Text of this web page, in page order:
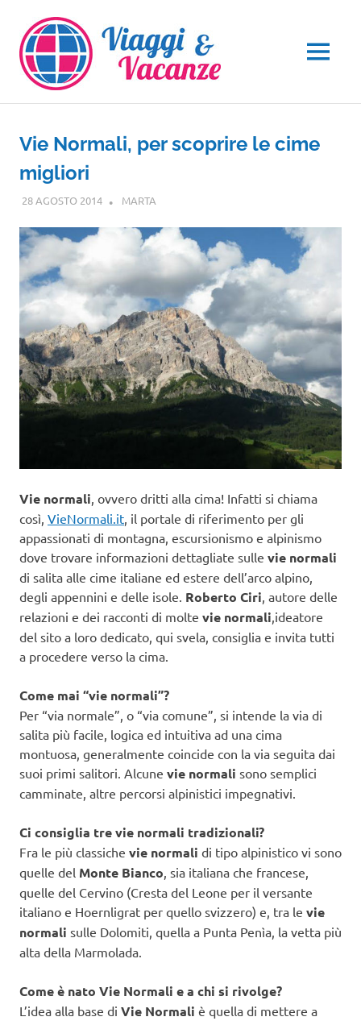
contenuto
MENU
Vie Normali, per scoprire le cime
migliori
28 AGOSTO 2014 MARTA
Vie normali, ovvero dritti alla cima! Infatti si chiama
così, VieNormali.it, il portale di riferimento per gli
appassionati di montagna, escursionismo e alpinismo
dove trovare informazioni dettagliate sulle vie normali
di salita alle cime italiane ed estere dell’arco alpino,
degli appennini e delle isole. Roberto Ciri, autore delle
relazioni e dei racconti di molte vie normali,ideatore
del sito a loro dedicato, qui svela, consiglia e invita tutti
a procedere verso la cima.
Come mai “vie normali”?
Per “via normale”, o “via comune”, si intende la via di
salita più facile, logica ed intuitiva ad una cima
montuosa, generalmente coincide con la via seguita dai
suoi primi salitori. Alcune vie normali sono semplici
camminate, altre percorsi alpinistici impegnativi.
Ci consiglia tre vie normali tradizionali?
Fra le più classiche vie normali di tipo alpinistico vi sono
quelle del Monte Bianco, sia italiana che francese,
quelle del Cervino (Cresta del Leone per il versante
italiano e Hoernligrat per quello svizzero) e, tra le vie
normali sulle Dolomiti, quella a Punta Penìa, la vetta più
alta della Marmolada.
Come è nato Vie Normali e a chi si rivolge?
L’idea alla base di Vie Normali è quella di mettere a